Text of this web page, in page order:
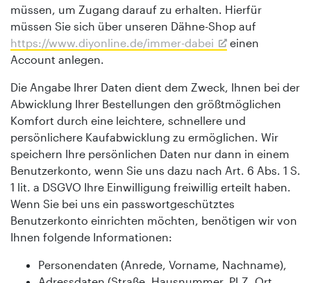
müssen, um Zugang darauf zu erhalten. Hierfür
müssen Sie sich über unseren Dähne-Shop auf
https://www.diyonline.de/immer-dabei
einen
Account anlegen.
Die Angabe Ihrer Daten dient dem Zweck, Ihnen bei der
Abwicklung Ihrer Bestellungen den größtmöglichen
Komfort durch eine leichtere, schnellere und
persönlichere Kaufabwicklung zu ermöglichen. Wir
speichern Ihre persönlichen Daten nur dann in einem
Benutzerkonto, wenn Sie uns dazu nach Art. 6 Abs. 1 S.
1 lit. a DSGVO Ihre Einwilligung freiwillig erteilt haben.
Wenn Sie bei uns ein passwortgeschütztes
Benutzerkonto einrichten möchten, benötigen wir von
Ihnen folgende Informationen:
Personendaten (Anrede, Vorname, Nachname),